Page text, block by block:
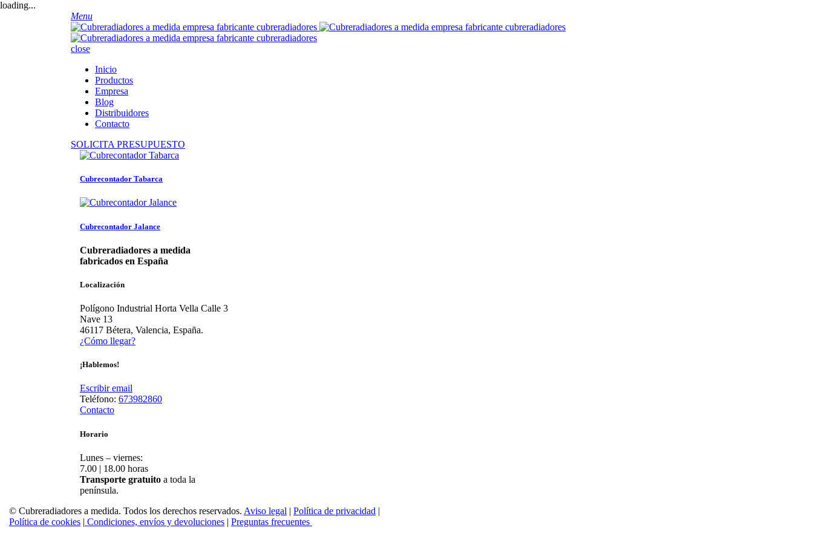
loading...
Menu
close
Inicio
Productos
Empresa
Blog
Distribuidores
Contacto
SOLICITA PRESUPUESTO
Cubrecontador Tabarca
Cubrecontador Jalance
Cubreradiadores a medida
fabricados en España
Localización
Polígono Industrial Horta Vella Calle 3
Nave 13
46117 Bétera, Valencia, España.
¿Cómo llegar?
¡Hablemos!
Escribir email
Teléfono: 673982860
Contacto
Horario
Lunes – viernes:
7.00 | 18.00 horas
Transporte gratuito a toda la
península.
© Cubreradiadores a medida. Todos los derechos reservados. Aviso legal | Política de privacidad |
Política de cookies | Condiciones, envíos y devoluciones | Preguntas frecuentes